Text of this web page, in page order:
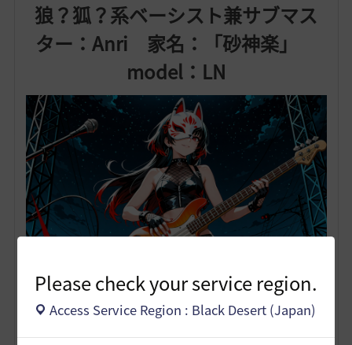
Please check your service region.
Access Service Region : Black Desert (Japan)
狼？狐？系ベーシスト兼サブマス
ター：Anri 家名：「砂神楽」
model：LN